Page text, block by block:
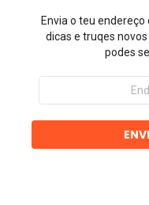
Envia o teu
dicas e truqes
podes
Endereço
email